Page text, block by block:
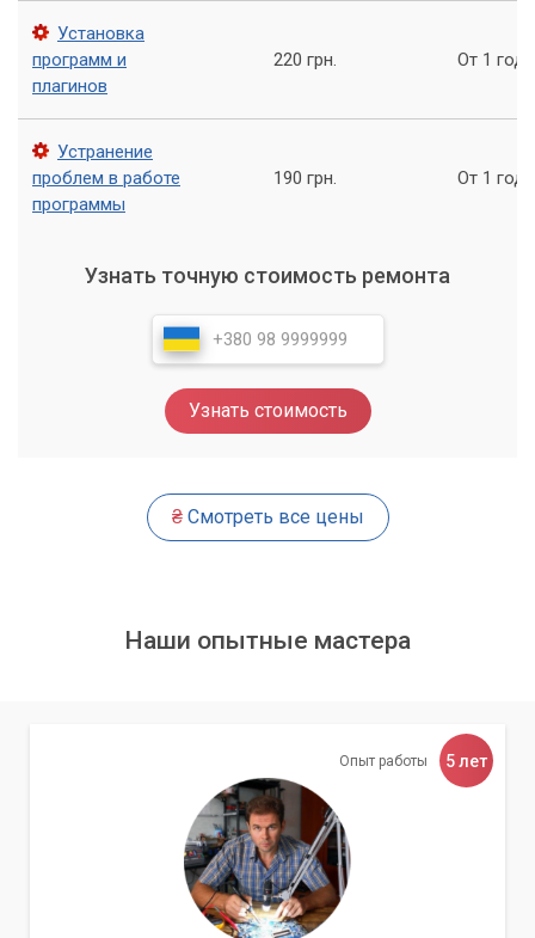
Установка
программ и
плагинов
220 грн. От 1 года
Устранение
проблем в работе
программы
190 грн. От 1 года
Узнать точную стоимость ремонта
Узнать стоимость
₴Смотреть все цены
Наши опытные мастера
Опыт работы 5 лет